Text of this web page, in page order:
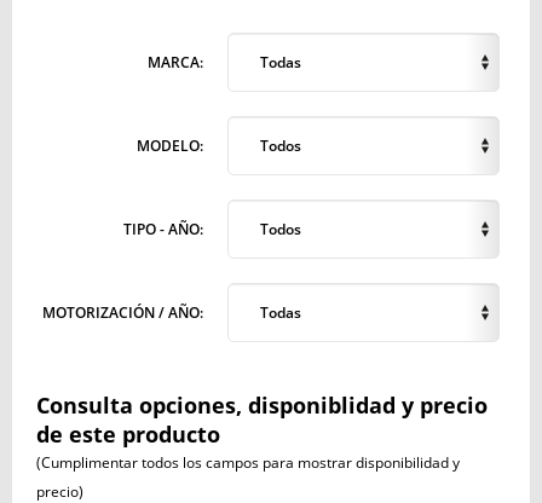
MARCA: Todas
MODELO: Todos
TIPO - AÑO: Todos
MOTORIZACIÓN / AÑO: Todas
Consulta opciones, disponiblidad y precio
de este producto
(Cumplimentar todos los campos para mostrar disponibilidad y
precio)